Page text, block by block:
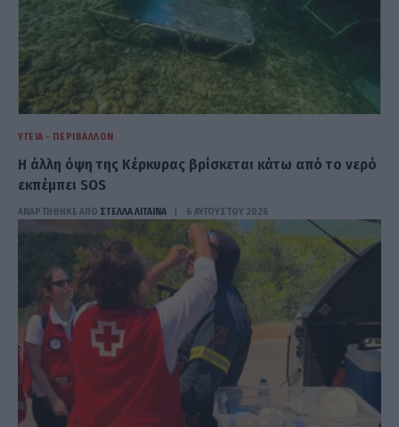
ΥΓΕΊΑ - ΠΕΡΙΒΆΛΛΟΝ
Η άλλη όψη της Κέρκυρας βρίσκεται κάτω από το νερό
εκπέμπει SOS
ΑΝΑΡΤΗΘΗΚΕ ΑΠΟ ΣΤΈΛΛΑ ΛΊΤΑΙΝΑ 6 ΑΥΓΟΎΣΤΟΥ 2026